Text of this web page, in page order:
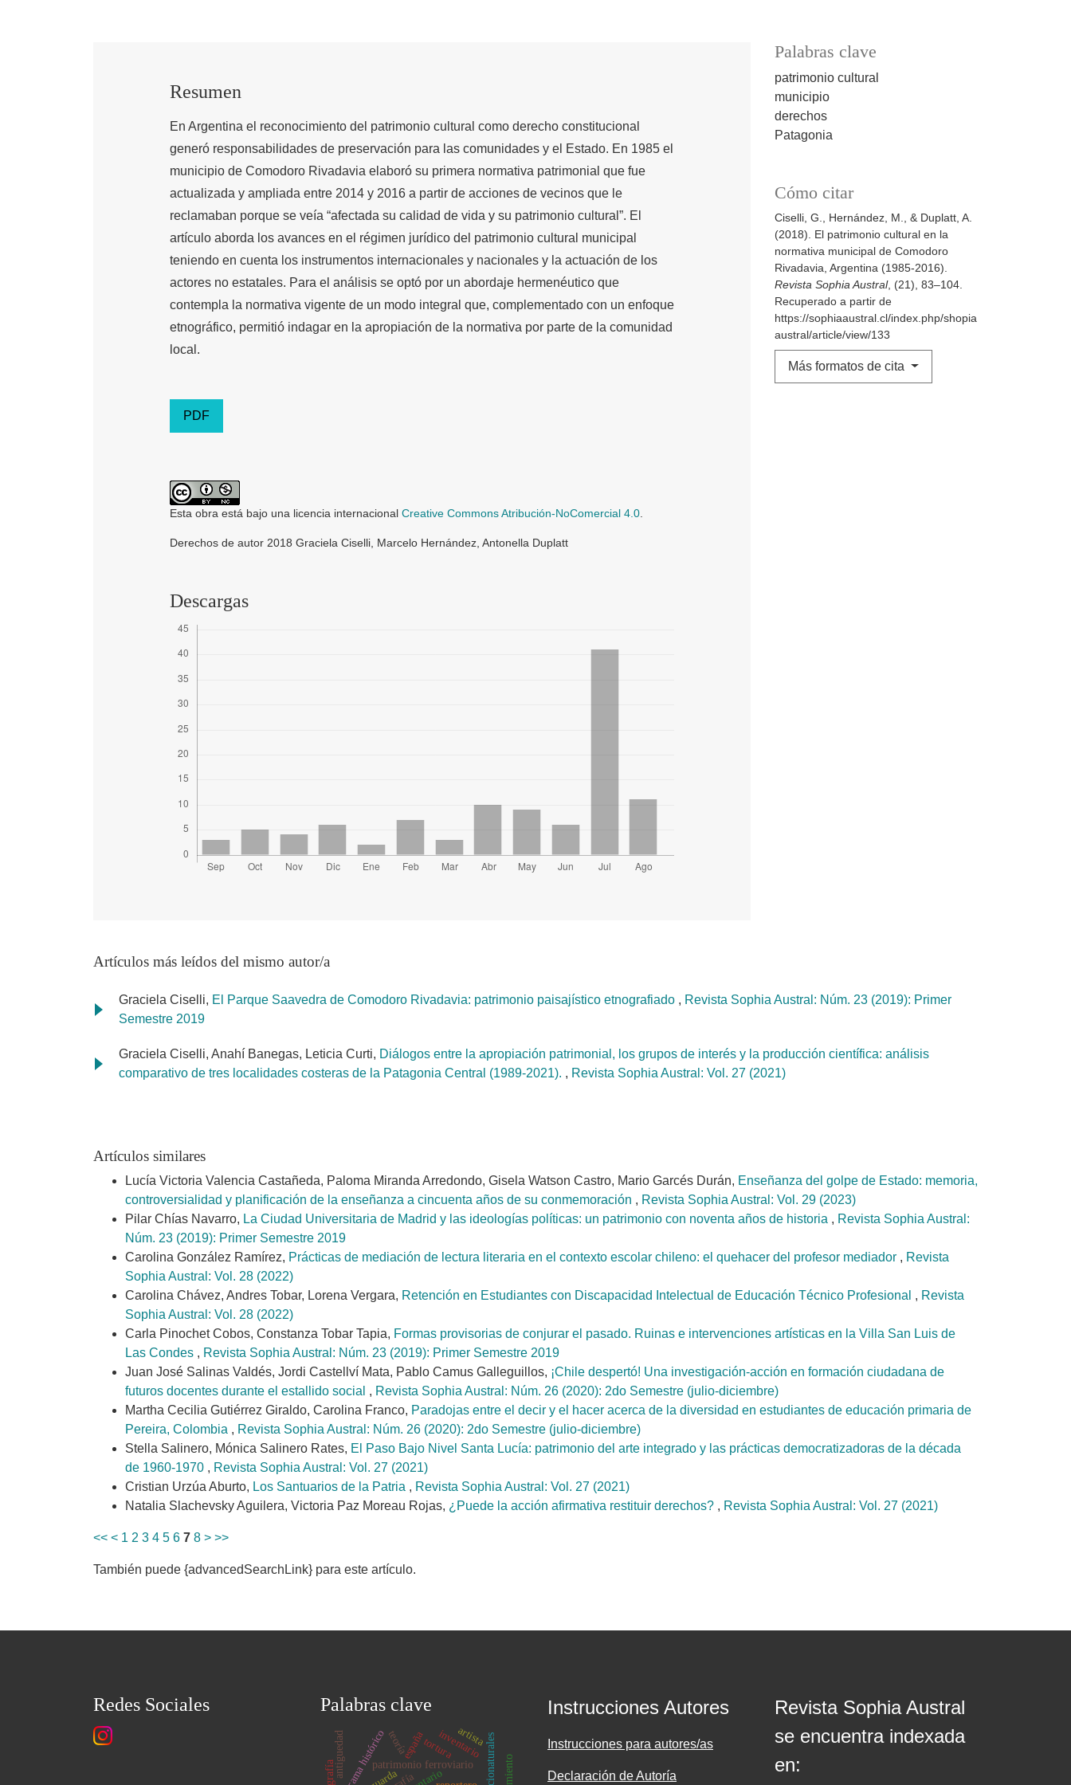
Palabras clave
patrimonio cultural
municipio
derechos
Patagonia
Cómo citar
Ciselli, G., Hernández, M., & Duplatt, A.
(2018). El patrimonio cultural en la
normativa municipal de Comodoro
Rivadavia, Argentina (1985-2016).
Revista Sophia Austral, (21), 83–104.
Recuperado a partir de
https://sophiaaustral.cl/index.php/shopia
austral/article/view/133
Más formatos de cita
Resumen
En Argentina el reconocimiento del patrimonio cultural como derecho constitucional
generó responsabilidades de preservación para las comunidades y el Estado. En 1985 el
municipio de Comodoro Rivadavia elaboró su primera normativa patrimonial que fue
actualizada y ampliada entre 2014 y 2016 a partir de acciones de vecinos que le
reclamaban porque se veía “afectada su calidad de vida y su patrimonio cultural”. El
artículo aborda los avances en el régimen jurídico del patrimonio cultural municipal
teniendo en cuenta los instrumentos internacionales y nacionales y la actuación de los
actores no estatales. Para el análisis se optó por un abordaje hermenéutico que
contempla la normativa vigente de un modo integral que, complementado con un enfoque
etnográfico, permitió indagar en la apropiación de la normativa por parte de la comunidad
local.
PDF
Esta obra está bajo una licencia internacional Creative Commons Atribución-NoComercial 4.0.
Derechos de autor 2018 Graciela Ciselli, Marcelo Hernández, Antonella Duplatt
Descargas
Artículos más leídos del mismo autor/a
Graciela Ciselli, El Parque Saavedra de Comodoro Rivadavia: patrimonio paisajístico etnografiado , Revista Sophia Austral: Núm. 23 (2019): Primer
Semestre 2019
Graciela Ciselli, Anahí Banegas, Leticia Curti, Diálogos entre la apropiación patrimonial, los grupos de interés y la producción científica: análisis
comparativo de tres localidades costeras de la Patagonia Central (1989-2021). , Revista Sophia Austral: Vol. 27 (2021)
Artículos similares
Lucía Victoria Valencia Castañeda, Paloma Miranda Arredondo, Gisela Watson Castro, Mario Garcés Durán, Enseñanza del golpe de Estado: memoria,
controversialidad y planificación de la enseñanza a cincuenta años de su conmemoración , Revista Sophia Austral: Vol. 29 (2023)
Pilar Chías Navarro, La Ciudad Universitaria de Madrid y las ideologías políticas: un patrimonio con noventa años de historia , Revista Sophia Austral:
Núm. 23 (2019): Primer Semestre 2019
Carolina González Ramírez, Prácticas de mediación de lectura literaria en el contexto escolar chileno: el quehacer del profesor mediador , Revista
Sophia Austral: Vol. 28 (2022)
Carolina Chávez, Andres Tobar, Lorena Vergara, Retención en Estudiantes con Discapacidad Intelectual de Educación Técnico Profesional , Revista
Sophia Austral: Vol. 28 (2022)
Carla Pinochet Cobos, Constanza Tobar Tapia, Formas provisorias de conjurar el pasado. Ruinas e intervenciones artísticas en la Villa San Luis de
Las Condes , Revista Sophia Austral: Núm. 23 (2019): Primer Semestre 2019
Juan José Salinas Valdés, Jordi Castellví Mata, Pablo Camus Galleguillos, ¡Chile despertó! Una investigación-acción en formación ciudadana de
futuros docentes durante el estallido social , Revista Sophia Austral: Núm. 26 (2020): 2do Semestre (julio-diciembre)
Martha Cecilia Gutiérrez Giraldo, Carolina Franco, Paradojas entre el decir y el hacer acerca de la diversidad en estudiantes de educación primaria de
Pereira, Colombia , Revista Sophia Austral: Núm. 26 (2020): 2do Semestre (julio-diciembre)
Stella Salinero, Mónica Salinero Rates, El Paso Bajo Nivel Santa Lucía: patrimonio del arte integrado y las prácticas democratizadoras de la década
de 1960-1970 , Revista Sophia Austral: Vol. 27 (2021)
Cristian Urzúa Aburto, Los Santuarios de la Patria , Revista Sophia Austral: Vol. 27 (2021)
Natalia Slachevsky Aguilera, Victoria Paz Moreau Rojas, ¿Puede la acción afirmativa restituir derechos? , Revista Sophia Austral: Vol. 27 (2021)
<< < 1 2 3 4 5 6 7 8 > >>
También puede {advancedSearchLink} para este artículo.
Redes Sociales Palabras clave
patrimonio ferroviario
drama histórico
antiguedad inventario
españatortura
teoría artista
Instrucciones Autores
Instrucciones para autores/as
Declaración de Autoría
Revista Sophia Austral
se encuentra indexada
en: